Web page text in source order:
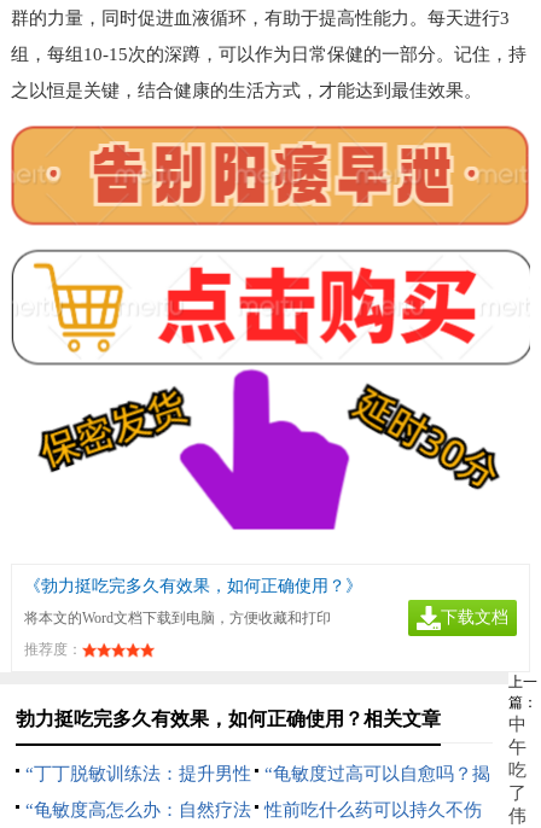
群的力量，同时促进血液循环，有助于提高性能力。每天进行3
组，每组10-15次的深蹲，可以作为日常保健的一部分。记住，持
之以恒是关键，结合健康的生活方式，才能达到最佳效果。
《勃力挺吃完多久有效果，如何正确使用？》
将本文的Word文档下载到电脑，方便收藏和打印
推荐度：
下载文档
勃力挺吃完多久有效果，如何正确使用？相关文章
“丁丁脱敏训练法：提升男性
持久力的科学指南”
“龟敏度过高可以自愈吗？揭
秘男性健康常见误区”
“龟敏度高怎么办：自然疗法
性前吃什么药可以持久不伤
上一
篇：
中
午
吃
了
伟